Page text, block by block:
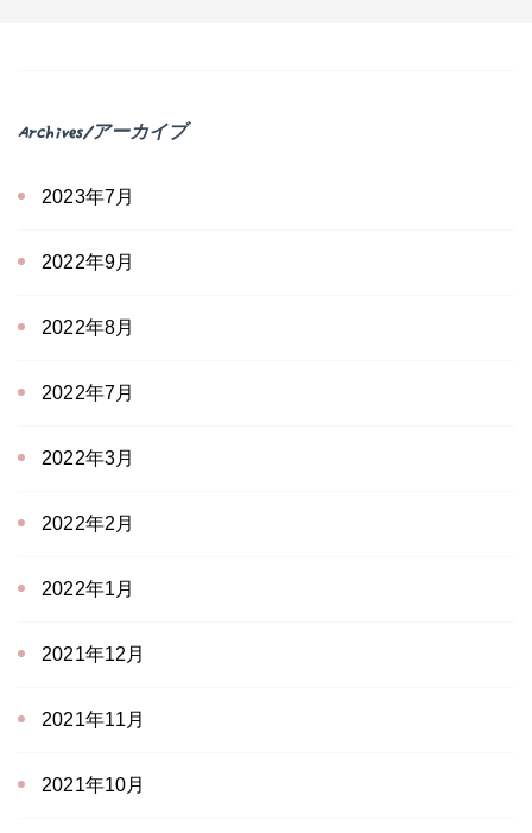
Archives/アーカイブ
2023年7月
2022年9月
2022年8月
2022年7月
2022年3月
2022年2月
2022年1月
2021年12月
2021年11月
2021年10月